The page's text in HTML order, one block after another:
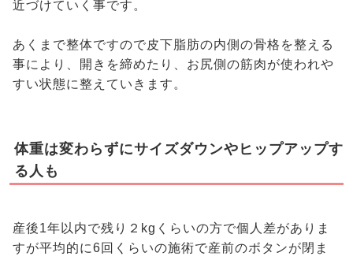
近づけていく事です。
あくまで整体ですので皮下脂肪の内側の骨格を整える
事により、開きを締めたり、お尻側の筋肉が使われや
すい状態に整えていきます。
体重は変わらずにサイズダウンやヒップアップす
る人も
産後1年以内で残り２kgくらいの方で個人差がありま
すが平均的に6回くらいの施術で産前のボタンが閉ま